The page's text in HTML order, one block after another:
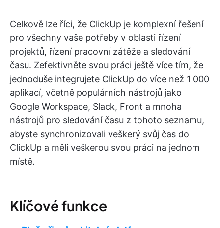
Celkově lze říci, že ClickUp je komplexní řešení
pro všechny vaše potřeby v oblasti řízení
projektů, řízení pracovní zátěže a sledování
času. Zefektivněte svou práci ještě více tím, že
jednoduše integrujete ClickUp do více než 1 000
aplikací, včetně populárních nástrojů jako
Google Workspace, Slack, Front a mnoha
nástrojů pro sledování času z tohoto seznamu,
abyste synchronizovali veškerý svůj čas do
ClickUp a měli veškerou svou práci na jednom
místě.
Klíčové funkce